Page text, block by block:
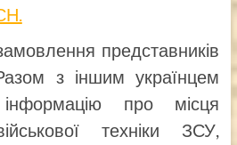
представників
з іншим українцем
про місця
техніки ЗСУ,